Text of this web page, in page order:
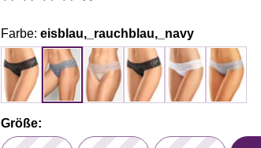
Farbe: eisblau,_rauchblau,_navy
Größe: